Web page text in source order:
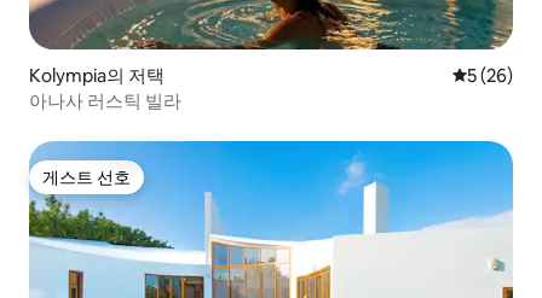
Kolympia의 저택 평점 5점(5
5 (26)
아나사 러스틱 빌라
게스트 선호
게스트 선호